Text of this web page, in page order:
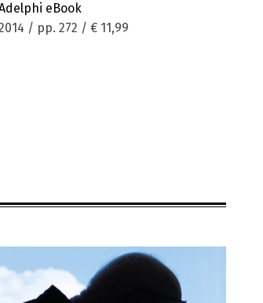
eBook
/ pp. 272 / € 11,99